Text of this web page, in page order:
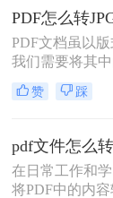
合网页展示、
辑。那么，
呢？本文将先
比，再逐一拆
使用频率、文
选择最合适的方
PDF文档虽以
我们需要将其
编辑，或转成
PPT等场景。那
结论，再逐一
据转换频率、
求快速选择。
赞 踩
在日常工作和
将PDF中的内